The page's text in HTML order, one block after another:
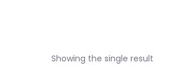
Showing the single result